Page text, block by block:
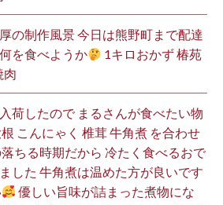
の制作風景 今日は熊野町まで配達
を食べようか
1キロおかず 椿苑
肉
荷したので まるさんが食べたい物
こんにゃく 椎茸 牛角煮 を合わせ
ちる時期だから 冷たく食べるおで
した 牛角煮は温めた方が良いです
優しい旨味が詰まった煮物にな